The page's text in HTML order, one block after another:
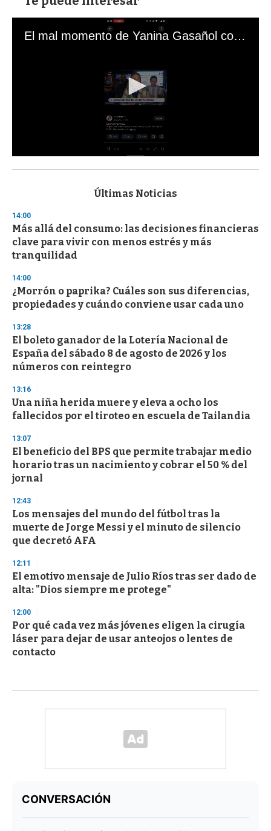
El mal momento de Yanina Gasañol con un hincha argentino en "Subrayado"
s
d
s
o
f
3
s
c
o
d
s
Últimas Noticias
14:00
Más allá del consumo: las decisiones financieras
clave para vivir con menos estrés y más
tranquilidad
14:00
¿Morrón o paprika? Cuáles son sus diferencias,
propiedades y cuándo conviene usar cada uno
13:28
El boleto ganador de la Lotería Nacional de
España del sábado 8 de agosto de 2026 y los
números con reintegro
13:16
Una niña herida muere y eleva a ocho los
fallecidos por el tiroteo en escuela de Tailandia
13:07
El beneficio del BPS que permite trabajar medio
horario tras un nacimiento y cobrar el 50 % del
jornal
12:43
Los mensajes del mundo del fútbol tras la
muerte de Jorge Messi y el minuto de silencio
que decretó AFA
12:11
El emotivo mensaje de Julio Ríos tras ser dado de
alta: "Dios siempre me protege"
12:00
Por qué cada vez más jóvenes eligen la cirugía
láser para dejar de usar anteojos o lentes de
contacto